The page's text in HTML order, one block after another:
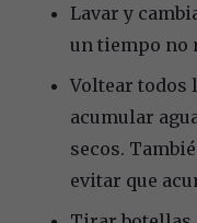
Lavar y
un tiempo no
Voltear todos
acumular
secos.
evitar que